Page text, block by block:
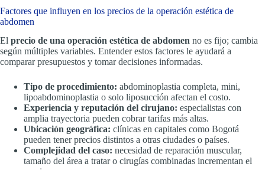
Factores que influyen en los precios de la operación estética de
abdomen
El precio de una operación estética de abdomen no es fijo; cambia
según múltiples variables. Entender estos factores le ayudará a
comparar presupuestos y tomar decisiones informadas.
Tipo de procedimiento: abdominoplastia completa, mini,
lipoabdominoplastia o solo liposucción afectan el costo.
Experiencia y reputación del cirujano: especialistas con
amplia trayectoria pueden cobrar tarifas más altas.
Ubicación geográfica: clínicas en capitales como Bogotá
pueden tener precios distintos a otras ciudades o países.
Complejidad del caso: necesidad de reparación muscular,
tamaño del área a tratar o cirugías combinadas incrementan el